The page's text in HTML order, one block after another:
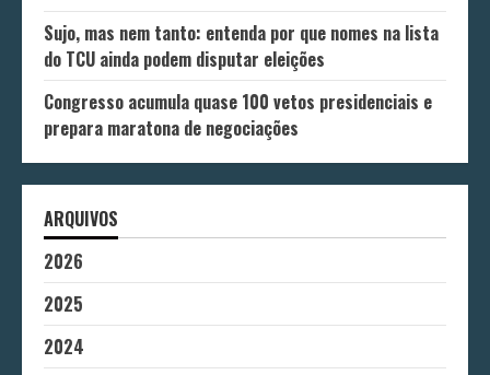
Sujo, mas nem tanto: entenda por que nomes na lista
do TCU ainda podem disputar eleições
Congresso acumula quase 100 vetos presidenciais e
prepara maratona de negociações
ARQUIVOS
2026
2025
2024